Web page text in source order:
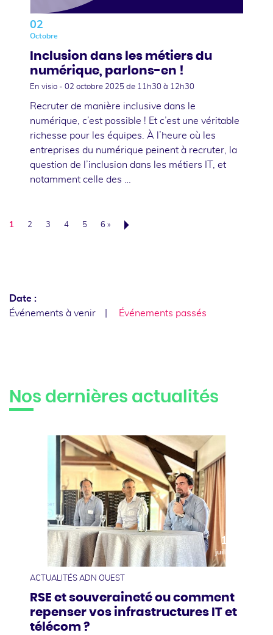
02
Octobre
Inclusion dans les métiers du
numérique, parlons-en !
En visio - 02 octobre 2025 de 11h30 à 12h30
Recruter de manière inclusive dans le
numérique, c’est possible ! Et c’est une véritable
richesse pour les équipes. À l’heure où les
entreprises du numérique peinent à recruter, la
question de l’inclusion dans les métiers IT, et
notamment celle des …
1 2 3 4 5 6 »
Date :
Événements à venir
Événements passés
Nos dernières actualités
10
juillet
ACTUALITÉS ADN OUEST
RSE et souveraineté ou comment
repenser vos infrastructures IT et
télécom ?